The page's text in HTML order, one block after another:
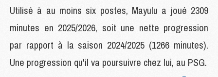
Utilisé à au moins six postes, Mayulu a joué 2309
minutes en 2025/2026, soit une nette progression
par rapport à la saison 2024/2025 (1266 minutes).
Une progression qu'il va poursuivre chez lui, au PSG.